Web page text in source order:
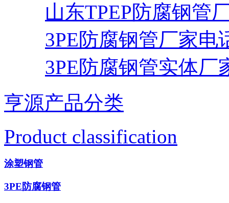
山东TPEP防腐钢管
3PE防腐钢管厂家电
3PE防腐钢管实体厂
亨源产品分类
Product classification
涂塑钢管
3PE防腐钢管